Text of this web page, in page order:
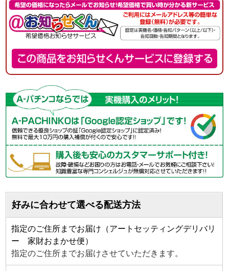
好みに合わせて選べる配送方法
指定のご住所までお届け（アートセッティングデリバリ
ー 家財おまかせ便）
指定のご住所までお届けさせていただきます。